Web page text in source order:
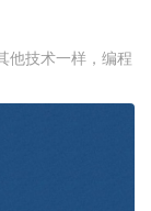
他技术一样，编程